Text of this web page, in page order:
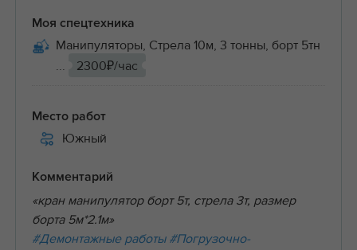
Моя спецтехника
Манипуляторы, Стрела 10м, 3 тонны, борт 5тн
...
2300₽/час
Место работ
Южный
Комментарий
«кран манипулятор борт 5т, стрела 3т, размер
борта 5м*2.1м»
#Демонтажные работы #Погрузочно-